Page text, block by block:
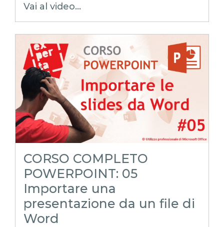
pptx
modelli di presentazione
presentazione personalizzata
layout powerpoint
schema diapositiva
corso powerpoint
pillole powerpoint
power point trucchi
salvare modello personalizzato
salvare modello personale
raccolta modelli personali
modello di powerpoint
potx
powerpoint tutorial
POWERPOINToltreognilimite
Vai al video...
CORSO COMPLETO
POWERPOINT: 05
Importare una
presentazione da un file di
Word